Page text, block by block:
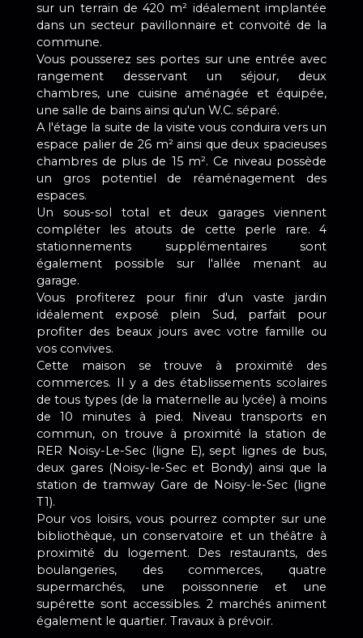
sur un terrain de 420 m² idéalement implantée
dans un secteur pavillonnaire et convoité de la
commune.
Vous pousserez ses portes sur une entrée avec
rangement desservant un séjour, deux
chambres, une cuisine aménagée et équipée,
une salle de bains ainsi qu'un W.C. séparé.
A l'étage la suite de la visite vous conduira vers un
espace palier de 26 m² ainsi que deux spacieuses
chambres de plus de 15 m². Ce niveau possède
un gros potentiel de réaménagement des
espaces.
Un sous-sol total et deux garages viennent
compléter les atouts de cette perle rare. 4
stationnements supplémentaires sont
également possible sur l'allée menant au
garage.
Vous profiterez pour finir d'un vaste jardin
idéalement exposé plein Sud, parfait pour
profiter des beaux jours avec votre famille ou
vos convives.
Cette maison se trouve à proximité des
commerces. Il y a des établissements scolaires
de tous types (de la maternelle au lycée) à moins
de 10 minutes à pied. Niveau transports en
commun, on trouve à proximité la station de
RER Noisy-Le-Sec (ligne E), sept lignes de bus,
deux gares (Noisy-le-Sec et Bondy) ainsi que la
station de tramway Gare de Noisy-le-Sec (ligne
T1).
Pour vos loisirs, vous pourrez compter sur une
bibliothèque, un conservatoire et un théâtre à
proximité du logement. Des restaurants, des
boulangeries, des commerces, quatre
supermarchés, une poissonnerie et une
supérette sont accessibles. 2 marchés animent
également le quartier. Travaux à prévoir.